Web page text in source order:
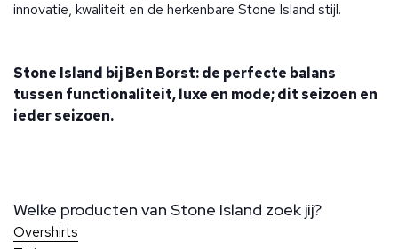
innovatie, kwaliteit en de herkenbare Stone Island stijl.
Stone Island bij Ben Borst: de perfecte balans
tussen functionaliteit, luxe en mode; dit seizoen en
ieder seizoen.
Welke producten van Stone Island zoek jij?
Overshirts